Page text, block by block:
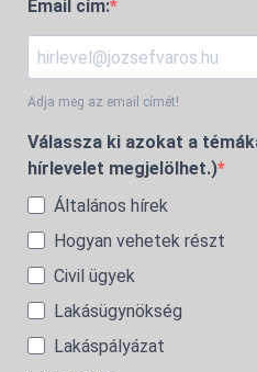
Email cím:
Adja meg az email címét!
Válassza ki azokat a
hírlevelet megjelölhet.)
Általános hírek
Hogyan vehetek részt
Civil ügyek
Lakásügynökség
Lakáspályázat